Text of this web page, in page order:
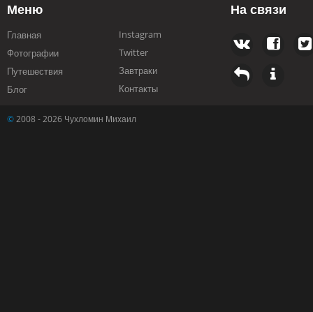
Меню
Главная
Фотографии
Путешествия
Блог
Instagram
Twitter
Завтраки
Контакты
На связи
© 2008 - 2026 Чухломин Михаил